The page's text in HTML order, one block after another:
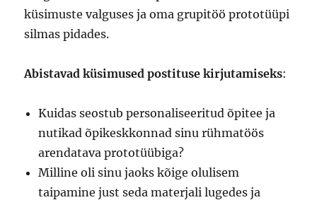
küsimuste valguses ja oma grupitöö prototüüpi
silmas pidades.
Abistavad küsimused postituse kirjutamiseks:
Kuidas seostub personaliseeritud õpitee ja
nutikad õpikeskkonnad sinu rühmatöös
arendatava prototüübiga?
Milline oli sinu jaoks kõige olulisem
taipamine just seda materjali lugedes ja